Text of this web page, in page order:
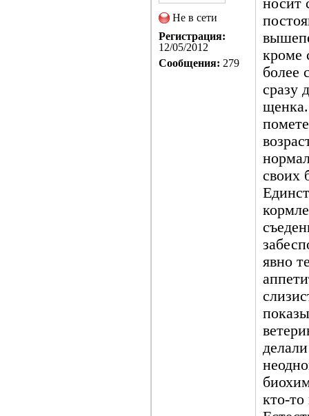
Не в сети
Регистрация:
12/05/2012
Сообщения: 279
носит
кроме
более
сразу
своих
явно
кто-то